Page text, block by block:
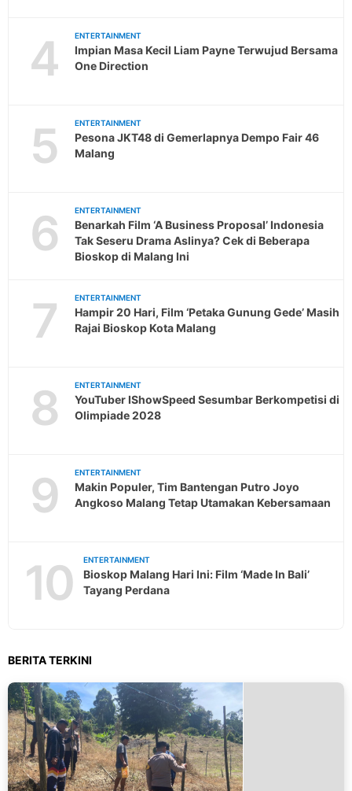
4 ENTERTAINMENT
Impian Masa Kecil Liam Payne Terwujud Bersama
One Direction
5 ENTERTAINMENT
Pesona JKT48 di Gemerlapnya Dempo Fair 46
Malang
6 ENTERTAINMENT
Benarkah Film ‘A Business Proposal’ Indonesia
Tak Seseru Drama Aslinya? Cek di Beberapa
Bioskop di Malang Ini
7 ENTERTAINMENT
Hampir 20 Hari, Film ‘Petaka Gunung Gede’ Masih
Rajai Bioskop Kota Malang
8 ENTERTAINMENT
YouTuber IShowSpeed Sesumbar Berkompetisi di
Olimpiade 2028
9 ENTERTAINMENT
Makin Populer, Tim Bantengan Putro Joyo
Angkoso Malang Tetap Utamakan Kebersamaan
10 ENTERTAINMENT
Bioskop Malang Hari Ini: Film ‘Made In Bali’
Tayang Perdana
BERITA TERKINI